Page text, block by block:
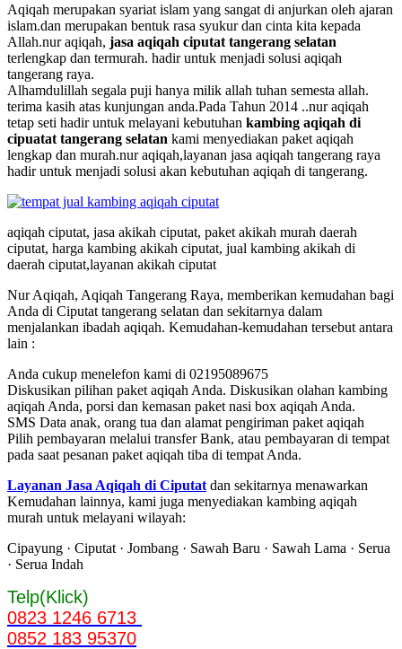
Aqiqah merupakan syariat islam yang sangat di anjurkan oleh ajaran
islam.dan merupakan bentuk rasa syukur dan cinta kita kepada
Allah.nur aqiqah, jasa aqiqah ciputat tangerang selatan
terlengkap dan termurah. hadir untuk menjadi solusi aqiqah
tangerang raya.
Alhamdulillah segala puji hanya milik allah tuhan semesta allah.
terima kasih atas kunjungan anda.Pada Tahun 2014 ..nur aqiqah
tetap seti hadir untuk melayani kebutuhan kambing aqiqah di
cipuatat tangerang selatan kami menyediakan paket aqiqah
lengkap dan murah.nur aqiqah,layanan jasa aqiqah tangerang raya
hadir untuk menjadi solusi akan kebutuhan aqiqah di tangerang.
aqiqah ciputat, jasa akikah ciputat, paket akikah murah daerah
ciputat, harga kambing akikah ciputat, jual kambing akikah di
daerah ciputat,layanan akikah ciputat
Nur Aqiqah, Aqiqah Tangerang Raya, memberikan kemudahan bagi
Anda di Ciputat tangerang selatan dan sekitarnya dalam
menjalankan ibadah aqiqah. Kemudahan-kemudahan tersebut antara
lain :
Anda cukup menelefon kami di 02195089675
Diskusikan pilihan paket aqiqah Anda. Diskusikan olahan kambing
aqiqah Anda, porsi dan kemasan paket nasi box aqiqah Anda.
SMS Data anak, orang tua dan alamat pengiriman paket aqiqah
Pilih pembayaran melalui transfer Bank, atau pembayaran di tempat
pada saat pesanan paket aqiqah tiba di tempat Anda.
Layanan Jasa Aqiqah di Ciputat dan sekitarnya menawarkan
Kemudahan lainnya, kami juga menyediakan kambing aqiqah
murah untuk melayani wilayah:
Cipayung · Ciputat · Jombang · Sawah Baru · Sawah Lama · Serua
· Serua Indah
Telp(Klick)
0823 1246 6713
0852 183 95370